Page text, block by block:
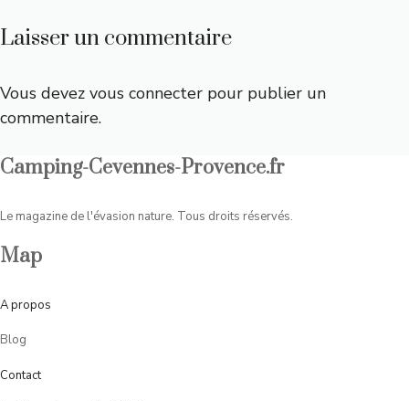
Laisser un commentaire
Vous devez vous connecter pour publier un
commentaire.
Camping-Cevennes-Provence.fr
Le magazine de l'évasion nature. Tous droits réservés.
Map
Apropos
Blog
Contact